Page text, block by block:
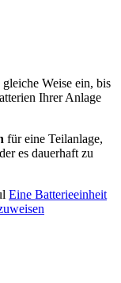
Weise ein, bis
Ihrer Anlage
für eine Teilanlage,
es dauerhaft zu
Eine Batterieeinheit